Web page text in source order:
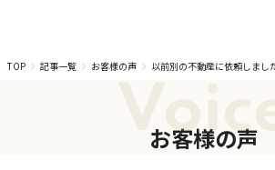
TOP
記事一覧 お客様の声 以前別の不動産に依頼しまし
Voice
お客様の声